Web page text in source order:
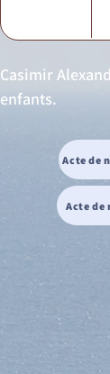
Casimir
enfants.
Acte de
Acte de